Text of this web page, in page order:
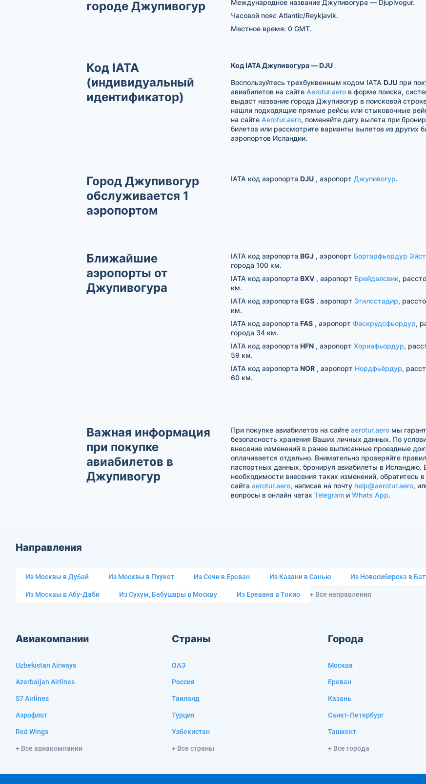
городе Джупивогур
Международное название Джупивогура — Djupivogur.
Часовой пояс Atlantic/Reykjavik.
Местное время: 0 GMT.
Код IATA
(индивидуальный
идентификатор)
Код IATA Джупивогура — DJU
Воспользуйтесь трехбуквенным кодом IATA DJUпри
авиабилетов на сайте Aerotur.aeroв форме поиска,
выдаст название города Джупивогур в поисковой
нашли подходящие прямые рейсы или стыковочные
на сайте Aerotur.aero, поменяйте дату вылета при
билетов или рассмотрите варианты вылетов из других
аэропортов Исландии.
Город Джупивогур
обслуживается 1
аэропортом
IATA код аэропорта DJU, аэропорт Джупивогур.
Ближайшие
аэропорты от
Джупивогура
IATA код аэропорта BGJ , аэропорт Боргарфьордур
города 100 км.
IATA код аэропорта BXV, аэропорт Брейдалсвик,
км.
IATA код аэропорта EGS, аэропорт Эгилсстадир,
км.
IATA код аэропорта FAS, аэропорт Фаскрудсфьордур,
города 34 км.
IATA код аэропорта HFN, аэропорт Хорнафьордур,
59 км.
IATA код аэропорта NOR, аэропорт Нордфьёрдур,
60 км.
Важная информация
при покупке
авиабилетов в
Джупивогур
При покупке авиабилетов на сайте aerotur.aeroмы
безопасность хранения Ваших личных данных. По
внесение изменений в ранее выписанные проездные
оплачивается отдельно. Внимательно проверяйте
паспортных данных, бронируя авиабилеты в Исландию.
необходимости внесения таких изменений, обратитесь
сайта aerotur.aero, написав на почту help@aerotur.aero,
вопросы в онлайн чатах Telegramи Whats App.
Направления
Из Москвы в Дубай Из Москвы в Пхукет Из Сочи в Ереван Из Казани в Санью Из Новосибирска в
Из Москвы в Абу-Даби Из Сухум, Бабушары в Москву Из Еревана в Токио + Все направления
Авиакомпании
Uzbekistan Airways
Azerbaijan Airlines
S7 Airlines
Аэрофлот
Red Wings
+ Все авиакомпании
Страны
ОАЭ
Россия
Таиланд
Турция
Узбекистан
+ Все страны
Города
Москва
Ереван
Казань
Санкт-Петербург
Ташкент
+ Все города